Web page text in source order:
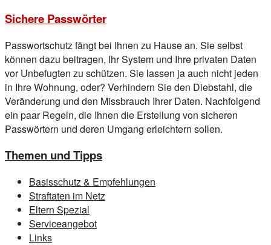
Sichere Passwörter
Passwortschutz fängt bei Ihnen zu Hause an. Sie selbst
können dazu beitragen, Ihr System und Ihre privaten Daten
vor Unbefugten zu schützen. Sie lassen ja auch nicht jeden
in Ihre Wohnung, oder? Verhindern Sie den Diebstahl, die
Veränderung und den Missbrauch Ihrer Daten. Nachfolgend
ein paar Regeln, die Ihnen die Erstellung von sicheren
Passwörtern und deren Umgang erleichtern sollen.
Themen und Tipps
Basisschutz & Empfehlungen
Straftaten im Netz
Eltern Spezial
Serviceangebot
Links